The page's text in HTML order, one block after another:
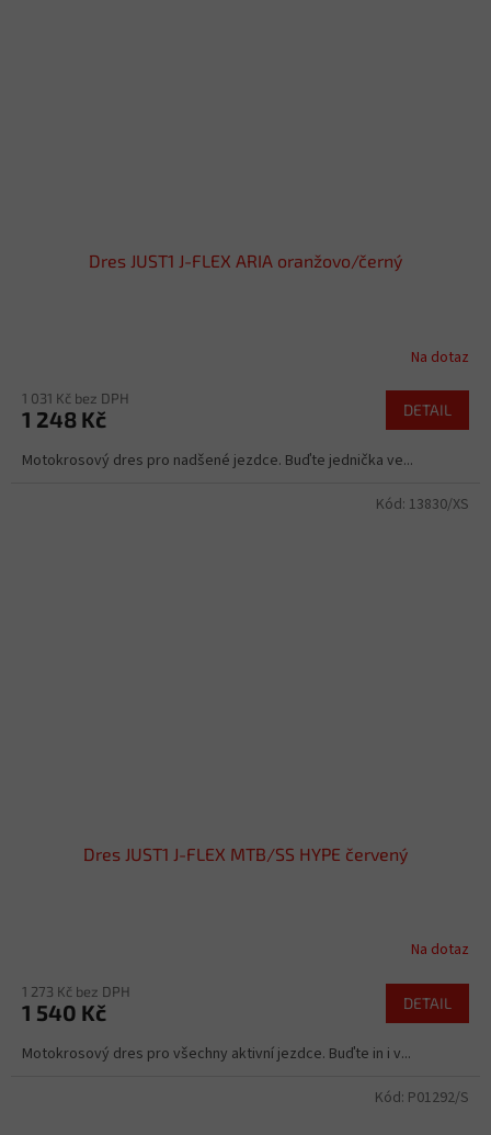
Dres JUST1 J-FLEX ARIA oranžovo/černý
Na dotaz
1 031 Kč bez DPH
1 248 Kč DETAIL
Motokrosový dres pro nadšené jezdce. Buďte jednička ve...
Dres JUST1 J-FLEX MTB/SS HYPE červený
Na dotaz
1 273 Kč bez DPH
1 540 Kč DETAIL
Motokrosový dres pro všechny aktivní jezdce. Buďte in i v...
Kód: 13830/XS
Kód: P01292/S